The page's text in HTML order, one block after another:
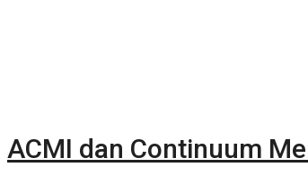
ACMI dan Continuum